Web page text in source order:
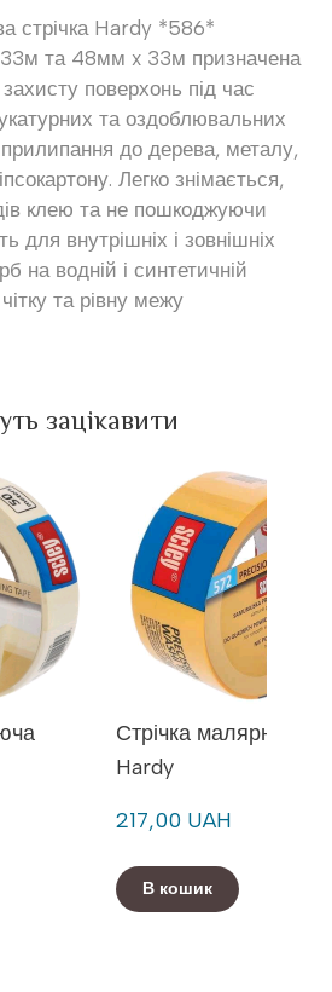
стрічка Hardy *586*
та 48мм x 33м призначена
поверхонь під час
та оздоблювальних
до дерева, металу,
Легко знімається,
клею та не пошкоджуючи
для внутрішніх і зовнішніх
на водній і синтетичній
та рівну межу
зацікавити
Стрічка малярна
Hardy
217,00 UAH
В кошик